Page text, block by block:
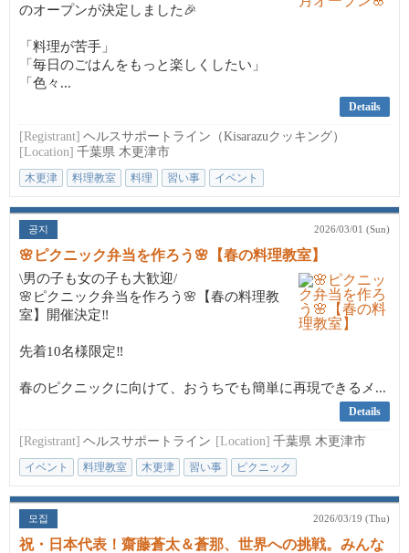
のオープンが決定しました🎉
「料理が苦手」
「毎日のごはんをもっと楽しくしたい」
「色々...
Details
[Registrant] ヘルスサポートライン（Kisarazuクッキング）
[Location] 千葉県 木更津市
木更津 料理教室 料理 習い事 イベント
공지 2026/03/01 (Sun)
🌸ピクニック弁当を作ろう🌸【春の料理教室】
\男の子も女の子も大歓迎/
🌸ピクニック弁当を作ろう🌸【春の料理教
室】開催決定‼️
先着10名様限定‼️
春のピクニックに向けて、おうちでも簡単に再現できるメ...
Details
[Registrant] ヘルスサポートライン [Location] 千葉県 木更津市
イベント 料理教室 木更津 習い事 ピクニック
모집 2026/03/19 (Thu)
祝・日本代表！齋藤蒼太＆蒼那、世界への挑戦。みんな